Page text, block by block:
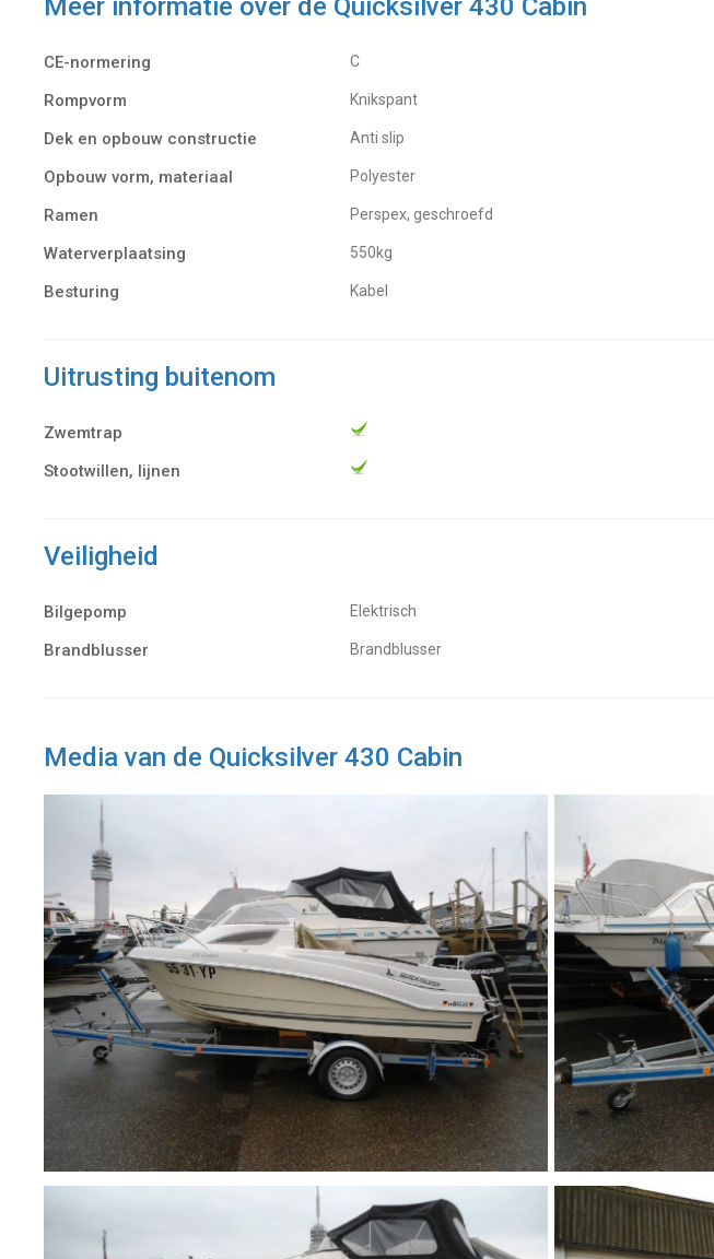
Meer informatie over de Quicksilver 430 Cabin
CE-normering C
Rompvorm Knikspant
Dek en opbouw constructie Anti slip
Opbouw vorm, materiaal Polyester
Ramen Perspex, geschroefd
Waterverplaatsing 550kg
Besturing Kabel
Uitrusting buitenom
Zwemtrap
Stootwillen, lijnen
Veiligheid
Bilgepomp Elektrisch
Brandblusser Brandblusser
Media van de Quicksilver 430 Cabin